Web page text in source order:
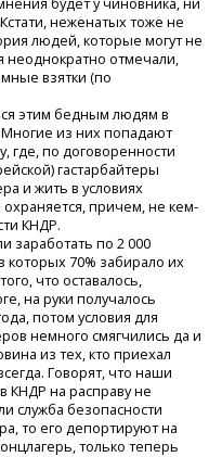
неженатых тоже не
людей, которые могут не
неоднократно отмечали,
взятки (по
этим бедным людям в
из них попадают
где, по договоренности
гастарбайтеры
и жить в условиях
причем, не кем-
КНДР.
заработать по 2 000
70% забирало их
что оставалось,
на руки получалось
потом условия для
немного смягчились да и
из тех, кто приехал
Говорят, что наши
КНДР на расправу не
служба безопасности
то его депортируют на
только теперь